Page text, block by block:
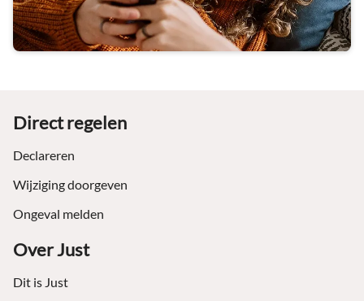
Direct regelen
Declareren
Wijziging doorgeven
Ongeval melden
Over Just
Dit is Just